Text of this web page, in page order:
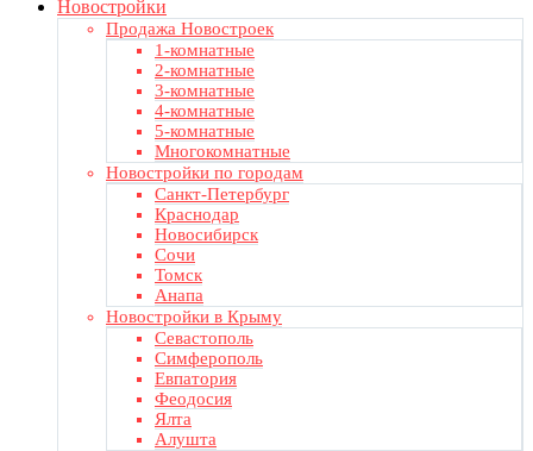
Новостройки
Продажа Новостроек
1-комнатные
2-комнатные
3-комнатные
4-комнатные
5-комнатные
Многокомнатные
Новостройки по городам
Санкт-Петербург
Краснодар
Новосибирск
Сочи
Томск
Анапа
Новостройки в Крыму
Севастополь
Симферополь
Евпатория
Феодосия
Ялта
Алушта